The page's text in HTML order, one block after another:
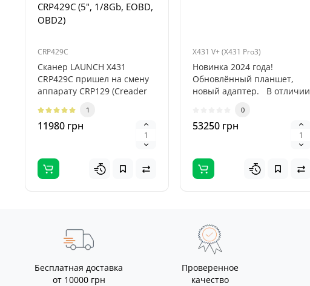
CRP429C (5", 1/8Gb, EOBD,
OBD2)
CRP429C
Сканер LAUNCH X431
CRP429C пришел на смену
аппарату CRP129 (Creader
1
11980 грн
X431 V+ (X431 Pro3)
Новинка 2024 года!
Обновлённый планшет,
новый адаптер. В отличии
0
53250 грн
Бесплатная доставка
от 10000 грн
Проверенное
качество